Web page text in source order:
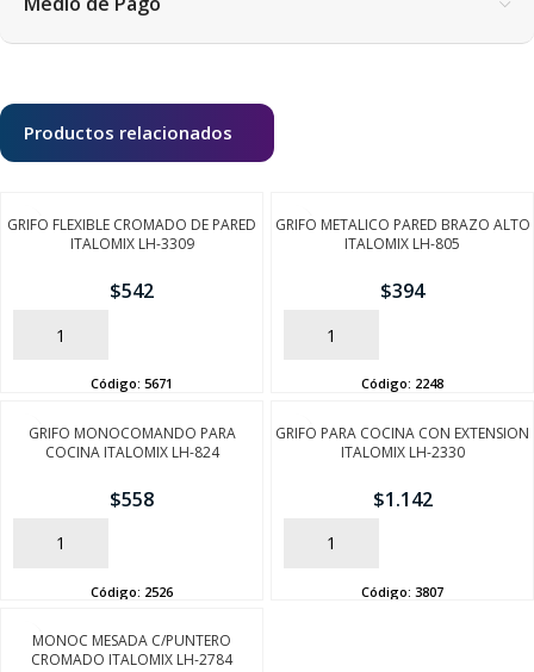
Productos relacionados
GRIFO FLEXIBLE CROMADO DE PARED
ITALOMIX LH-3309
$542
AÑADIR
Código: 5671
GRIFO METALICO PARED BRAZO ALTO
ITALOMIX LH-805
$394
AÑADIR
Código: 2248
GRIFO MONOCOMANDO PARA
COCINA ITALOMIX LH-824
$558
AÑADIR
Código: 2526
GRIFO PARA COCINA CON EXTENSION
ITALOMIX LH-2330
$1.142
AÑADIR
Código: 3807
MONOC MESADA C/PUNTERO
CROMADO ITALOMIX LH-2784